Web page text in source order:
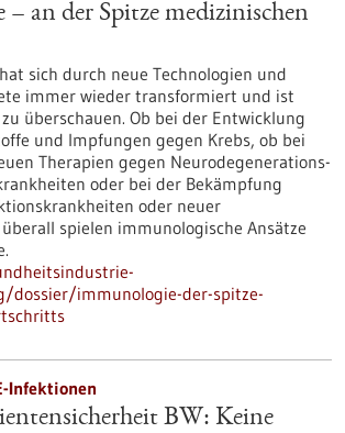
an der Spitze medizinischen
sich durch neue Technologien und
immer wieder transformiert und ist
überschauen. Ob bei der Entwicklung
und Impfungen gegen Krebs, ob bei
Therapien gegen Neurodegenerations-
oder bei der Bekämpfung
oder neuer
spielen immunologische Ansätze
dossier/immunologie-der-spitze-
Infektionen
BW: Keine